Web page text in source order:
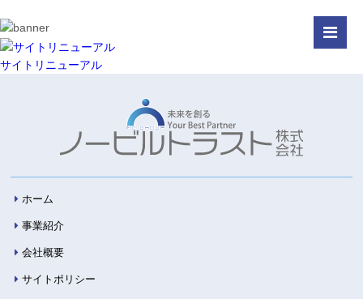
サイトリニューアル
ホーム
事業紹介
会社概要
サイトポリシー